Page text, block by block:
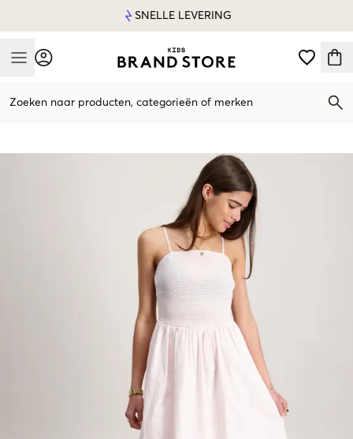
SNELLE LEVERING
Mobile Menu
Zoeken naar producten, categorieën of merken